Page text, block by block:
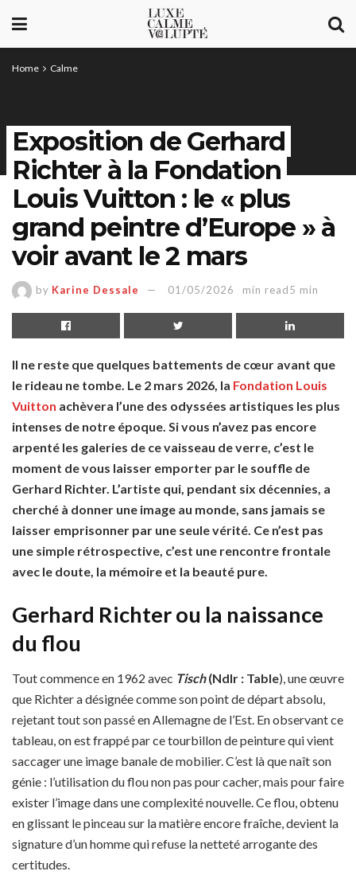
Home Calme
Exposition de Gerhard
Richter à la Fondation
Louis Vuitton : le « plus
grand peintre d’Europe » à
voir avant le 2 mars
by Karine Dessale 01/05/2026 min read5 min
Il ne reste que quelques battements de cœur avant que
le rideau ne tombe. Le 2 mars 2026, la Fondation Louis
Vuitton achèvera l’une des odyssées artistiques les plus
intenses de notre époque. Si vous n’avez pas encore
arpenté les galeries de ce vaisseau de verre, c’est le
moment de vous laisser emporter par le souffle de
Gerhard Richter. L’artiste qui, pendant six décennies, a
cherché à donner une image au monde, sans jamais se
laisser emprisonner par une seule vérité. Ce n’est pas
une simple rétrospective, c’est une rencontre frontale
avec le doute, la mémoire et la beauté pure.
Gerhard Richter ou la naissance
du flou
Tout commence en 1962 avec Tisch(Ndlr : Table), une œuvre
que Richter a désignée comme son point de départ absolu,
rejetant tout son passé en Allemagne de l’Est. En observant ce
tableau, on est frappé par ce tourbillon de peinture qui vient
saccager une image banale de mobilier. C’est là que naît son
génie : l’utilisation du flou non pas pour cacher, mais pour faire
exister l’image dans une complexité nouvelle. Ce flou, obtenu
en glissant le pinceau sur la matière encore fraîche, devient la
signature d’un homme qui refuse la netteté arrogante des
certitudes.